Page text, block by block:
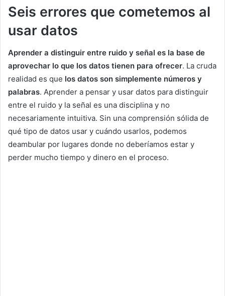
Seis errores que cometemos al
usar datos
Aprender a distinguir entre ruido y señal es la base de
aprovechar lo que los datos tienen para ofrecer. La cruda
realidad es que los datos son simplemente números y
palabras. Aprender a pensar y usar datos para distinguir
entre el ruido y la señal es una disciplina y no
necesariamente intuitiva. Sin una comprensión sólida de
qué tipo de datos usar y cuándo usarlos, podemos
deambular por lugares donde no deberíamos estar y
perder mucho tiempo y dinero en el proceso.